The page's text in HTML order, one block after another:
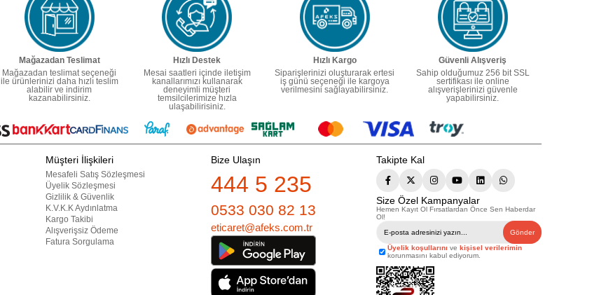
Mağazadan Teslimat
Mağazadan teslimat seçeneği
ile ürünlerinizi daha hızlı teslim
alabilir ve indirim
kazanabilirsiniz.
Hızlı Destek
Mesai saatleri içinde iletişim
kanallarımızı kullanarak
deneyimli müşteri
temsilcilerimize hızla
ulaşabilirisiniz.
Hızlı Kargo
Siparişlerinizi oluşturarak ertesi
iş günü seçeneği ile kargoya
verilmesini sağlayabilirsiniz.
Güvenli Alışveriş
Sahip olduğumuz 256 bit SSL
sertifikası ile online
alışverişlerinizi güvenle
yapabilirsiniz.
Müşteri İlişkileri
Mesafeli Satış Sözleşmesi
Üyelik Sözleşmesi
Gizlilik & Güvenlik
K.V.K.K Aydınlatma
Kargo Takibi
Alışverişsiz Ödeme
Fatura Sorgulama
Bize Ulaşın
444 5 235
0533 030 82 13
eticaret@afeks.com.tr
Takipte Kal
Size Özel Kampanyalar
Hemen Kayıt Ol Fırsatlardan Önce Sen Haberdar
Ol!
Gönder
Üyelik koşullarını ve kişisel verilerimin
korunmasını kabul ediyorum.